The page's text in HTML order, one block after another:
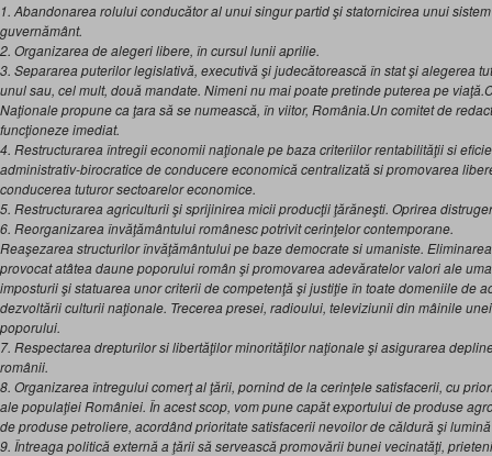
1. Abandonarea rolului conducător al unui singur partid şi statornicirea unui
guvernământ.
2. Organizarea de alegeri libere, în cursul lunii aprilie.
3. Separarea puterilor legislativă, executivă şi judecătorească în stat şi alegerea
unul sau, cel mult, două mandate. Nimeni nu mai poate pretinde puterea pe
Naţionale propune ca ţara să se numească, în viitor, România.Un comitet de
funcţioneze imediat.
4. Restructurarea întregii economii naţionale pe baza criteriilor rentabilităţii si
administrativ-birocratice de conducere economică centralizată si promovarea
conducerea tuturor sectoarelor economice.
5. Restructurarea agriculturii şi sprijinirea micii producţii ţărăneşti. Oprirea
6. Reorganizarea învăţământului românesc potrivit cerinţelor contemporane.
Reaşezarea structurilor învăţământului pe baze democrate si umaniste.
provocat atâtea daune poporului român şi promovarea adevăratelor valori ale
imposturii şi statuarea unor criterii de competenţă şi justiţie în toate domeniile de
dezvoltării culturii naţionale. Trecerea presei, radioului, televiziunii din mâinile
poporului.
7. Respectarea drepturilor si libertăţilor minorităţilor naţionale şi asigurarea
românii.
8. Organizarea întregului comerţ al ţării, pornind de la cerinţele satisfacerii, cu
ale populaţiei României. În acest scop, vom pune capăt exportului de produse
de produse petroliere, acordând prioritate satisfacerii nevoilor de căldură şi
9. Întreaga politică externă a ţării să servească promovării bunei vecinatăţi,